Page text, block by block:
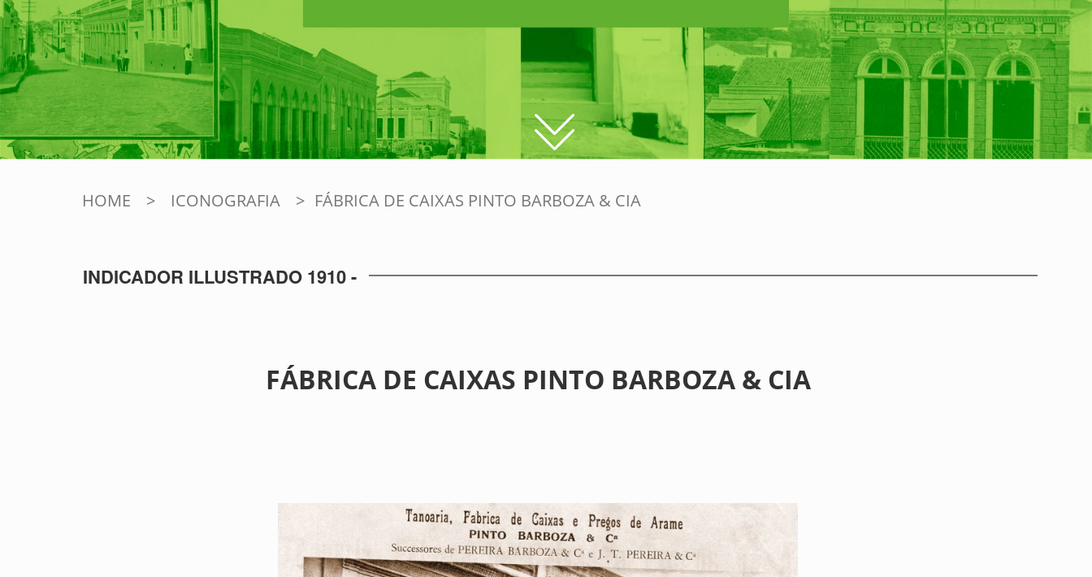
HOME > ICONOGRAFIA > FÁBRICA DE CAIXAS PINTO BARBOZA & CIA
INDICADOR ILLUSTRADO 1910 -
FÁBRICA DE CAIXAS PINTO BARBOZA & CIA